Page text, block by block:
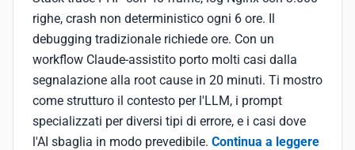
righe, crash non deterministico ogni 6 ore. Il
debugging tradizionale richiede ore. Con un
workflow Claude-assistito porto molti casi dalla
segnalazione alla root cause in 20 minuti. Ti mostro
come strutturo il contesto per l'LLM, i prompt
specializzati per diversi tipi di errore, e i casi dove
l'AI sbaglia in modo prevedibile. Continua a leggere